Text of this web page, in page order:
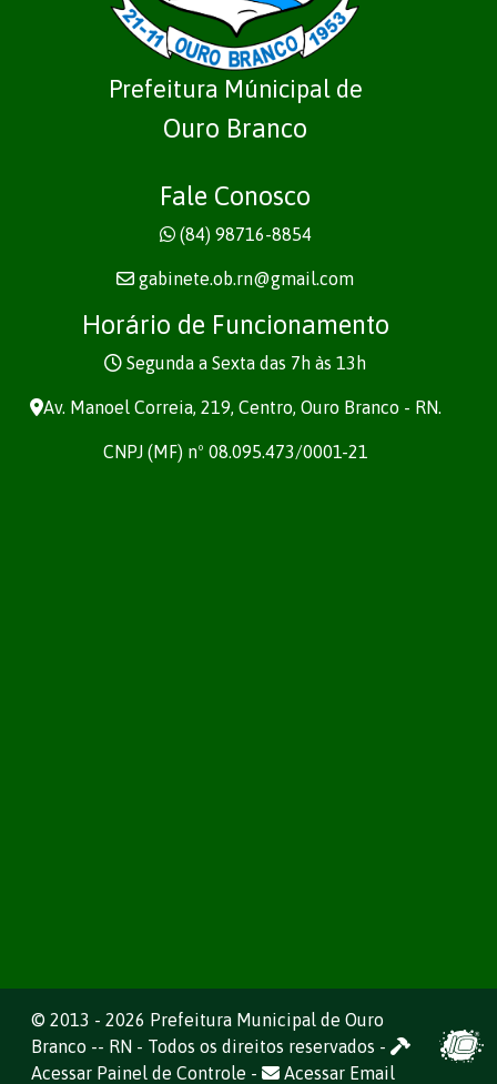
Prefeitura Múnicipal de
Ouro Branco
Fale Conosco
(84) 98716-8854
gabinete.ob.rn@gmail.com
Horário de Funcionamento
Segunda a Sexta das 7h às 13h
Av. Manoel Correia, 219, Centro, Ouro Branco - RN.
CNPJ (MF) nº 08.095.473/0001-21
© 2013 - 2026 Prefeitura Municipal de Ouro
Branco -- RN - Todos os direitos reservados -
Acessar Painel de Controle - Acessar Email